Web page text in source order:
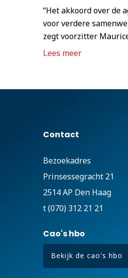
“Het akkoord over de
voor verdere
zegt voorzitter
Lees meer
Contact
Bezoekadres
Prinsessegracht 21
2514 AP Den Haag
t (070) 312 21 21
Cao's hbo
Bekijk de cao's hbo